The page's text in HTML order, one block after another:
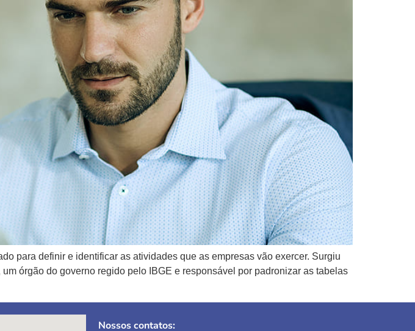
para definir e identificar as atividades que as empresas vão exercer. Surgiu
órgão do governo regido pelo IBGE e responsável por padronizar as tabelas
Nossos contatos: